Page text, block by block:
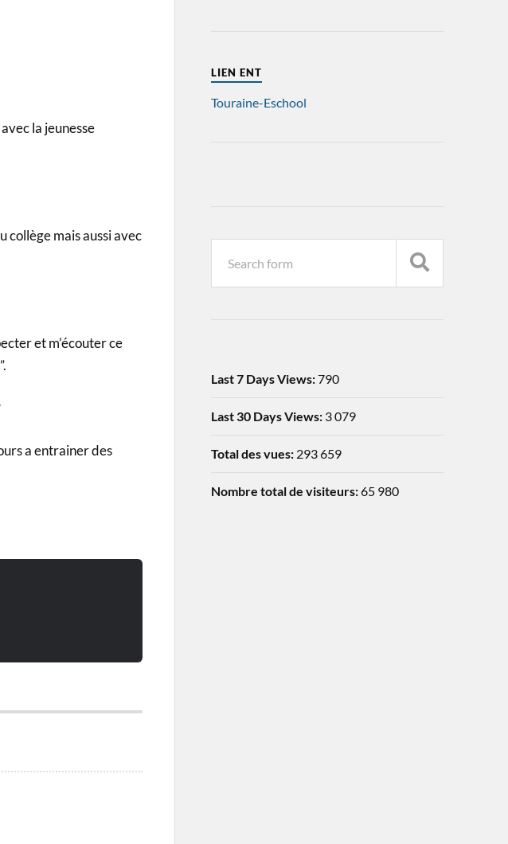
la jeunesse
collège mais aussi avec
et m’écouter ce
a entrainer des
LIEN ENT
Touraine-Eschool
Last 7 Days Views:790
Last 30 Days Views: 3 079
Total des vues: 293 659
Nombre total de visiteurs:65 980